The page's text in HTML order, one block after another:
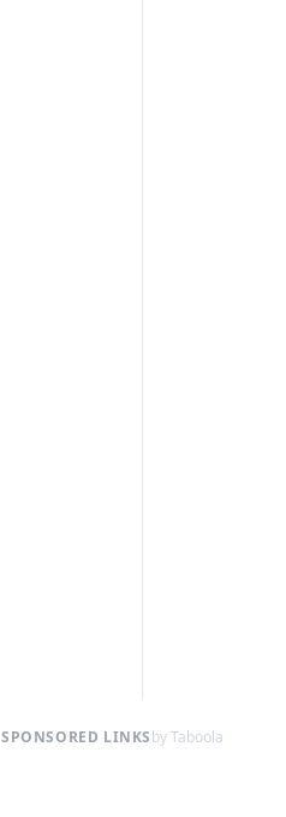
SPONSORED LINKSby Taboola